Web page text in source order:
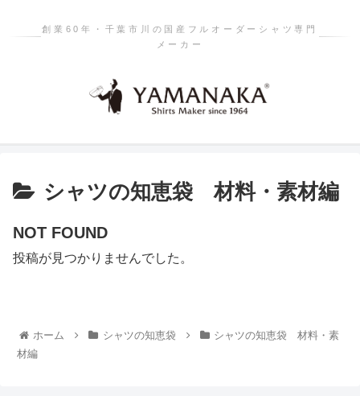
創業60年・千葉市川の国産フルオーダーシャツ専門
メーカー
シャツの知恵袋 材料・素材編
NOT FOUND
投稿が見つかりませんでした。
ホーム シャツの知恵袋
シャツの知恵袋 材料・素
材編